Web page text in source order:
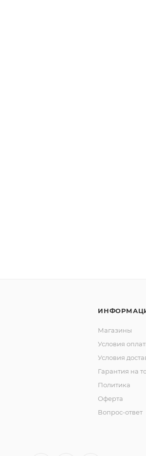
Магазины
Условия
Условия
Гарантия на
Политика
Оферта
Вопрос-ответ